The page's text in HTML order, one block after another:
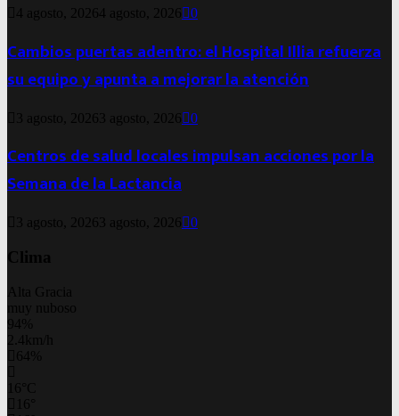
4 agosto, 20264 agosto, 2026 0
Cambios puertas adentro: el Hospital Illia refuerza
su equipo y apunta a mejorar la atención
3 agosto, 2026 3 agosto, 2026 0
Centros de salud locales impulsan acciones por la
Semana de la Lactancia
3 agosto, 2026 3 agosto, 2026 0
Clima
Alta Gracia
muy nuboso
94%
2.4km/h
64%
16 C
16